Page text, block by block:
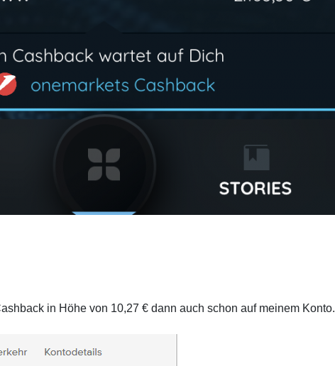
in Höhe von 10,27 € dann auch schon auf meinem Konto.